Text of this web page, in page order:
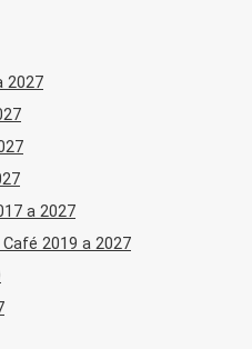
2027
a 2027
2019 a 2027